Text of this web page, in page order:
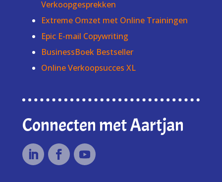
Verkoopgesprekken
Extreme Omzet met Online Trainingen
Epic E-mail Copywriting
BusinessBoek Bestseller
Online Verkoopsucces XL
Connecten met Aartjan